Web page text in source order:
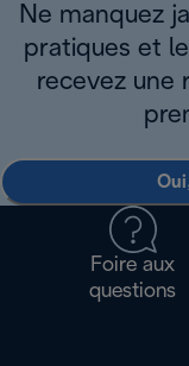
Ne manquez
pratiques et
recevez une
Foire aux
questions